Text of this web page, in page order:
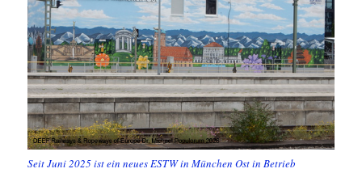
Seit Juni 2025 ist ein neues ESTW in München Ost in Betrieb